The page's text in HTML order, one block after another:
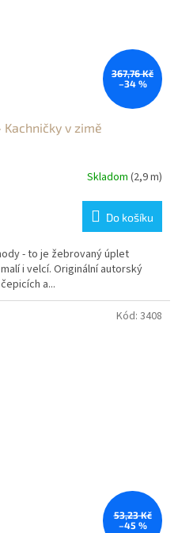
367,76 Kč
–34 %
v zimě
Skladom (2,9 m)
Do košíku
- to je žebrovaný úplet
i velcí. Originální autorský
a...
53,23 Kč
–45 %
Kód: 3408